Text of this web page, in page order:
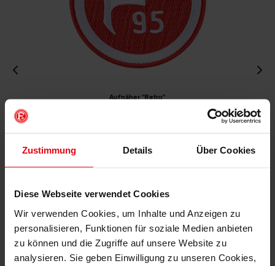
Zustimmung Details Über Cookies
Diese Webseite verwendet Cookies
Wir verwenden Cookies, um Inhalte und Anzeigen zu
personalisieren, Funktionen für soziale Medien anbieten
zu können und die Zugriffe auf unsere Website zu
analysieren. Sie geben Einwilligung zu unseren Cookies,
Aufnäher "Retro"
IN DEN WARENKORB